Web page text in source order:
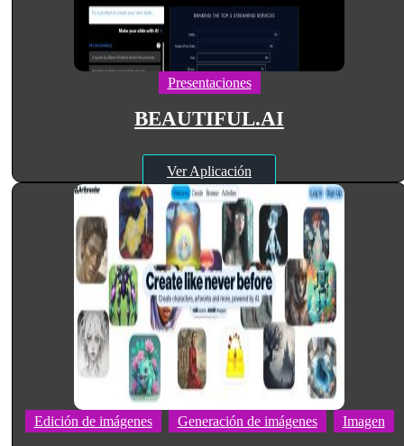
Presentaciones
BEAUTIFUL.AI
Ver Aplicación
Edición de imágenes Generación de imágenes Imagen